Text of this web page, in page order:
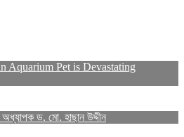
Aquarium Pet is Devastating
অধ্যাপক ড. মো. হাছান উদ্দীন